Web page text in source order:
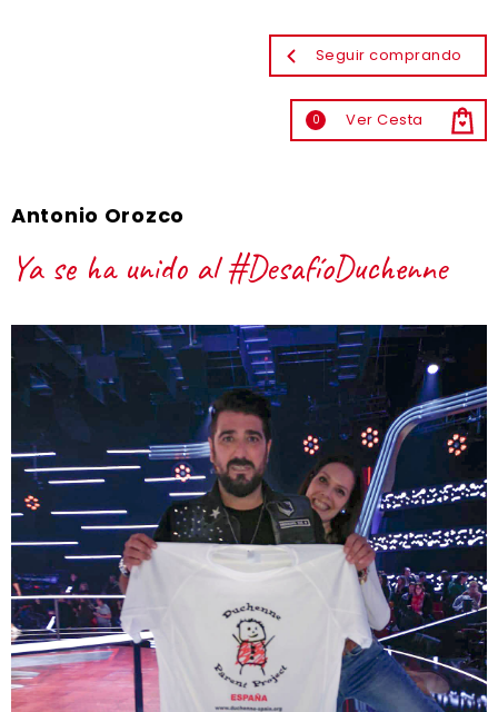
Seguir comprando
0 Ver Cesta
Antonio Orozco
Ya se ha unido al #DesafíoDuchenne